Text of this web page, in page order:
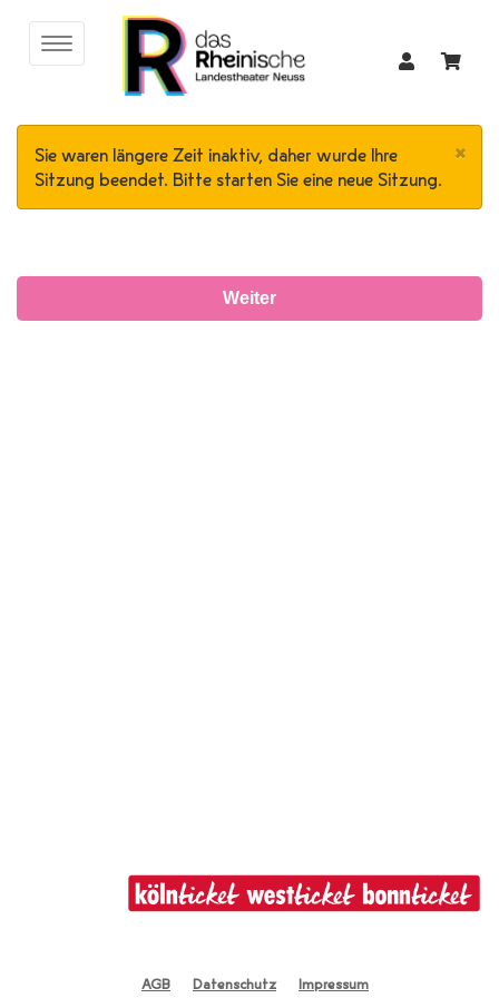
×
Sie waren längere Zeit inaktiv, daher wurde Ihre
Sitzung beendet. Bitte starten Sie eine neue Sitzung.
Weiter
AGB Datenschutz Impressum